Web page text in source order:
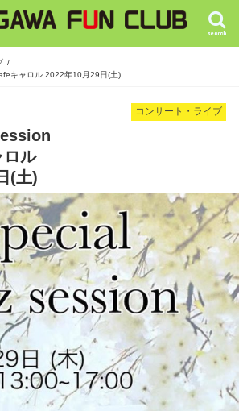
search
キャロル 2022年10月29日(土)
コンサート・ライブ
ロル
(土)